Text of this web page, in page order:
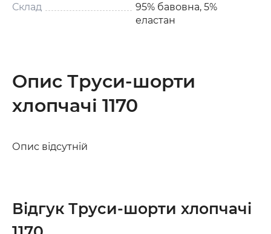
Склад
95% бавовна, 5%
еластан
Опис Труси-шорти
хлопчачі 1170
Опис відсутній
Відгук Труси-шорти хлопчачі